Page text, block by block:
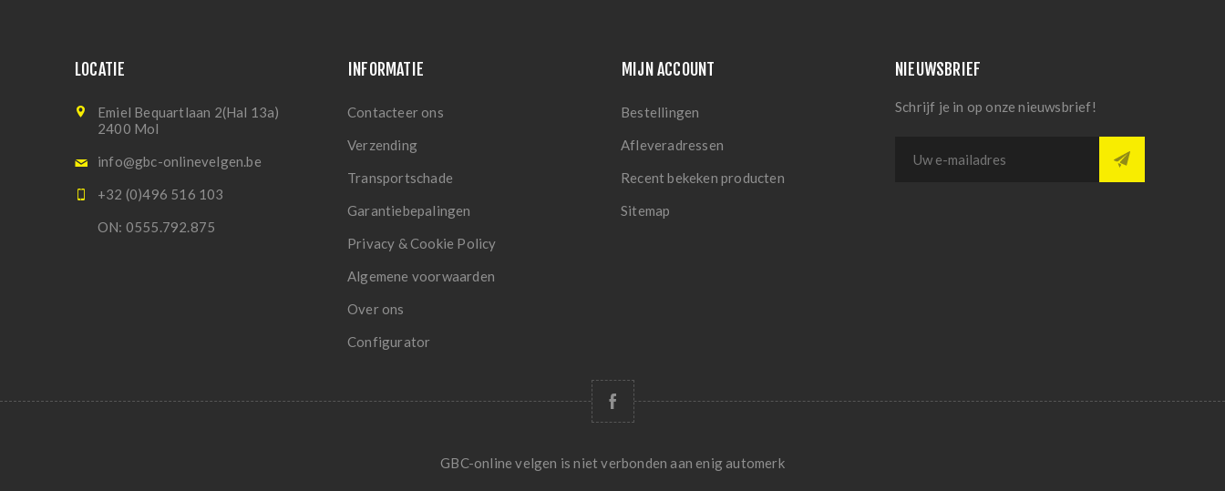
LOCATIE
Emiel Bequartlaan 2(Hal 13a)
2400 Mol
info@gbc-onlinevelgen.be
+32 (0)496 516 103
ON: 0555.792.875
INFORMATIE
Contacteer ons
Verzending
Transportschade
Garantiebepalingen
Privacy & Cookie Policy
Algemene voorwaarden
Over ons
Configurator
MIJN ACCOUNT
Bestellingen
Afleveradressen
Recent bekeken producten
Sitemap
NIEUWSBRIEF
Schrijf je in op onze nieuwsbrief!
GBC-online velgen is niet verbonden aan enig automerk